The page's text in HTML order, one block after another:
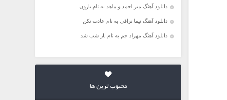
دانلود آهنگ میر احمد و ماهد به نام بارون
دانلود آهنگ نیما نراقی به نام عادت نکن
دانلود آهنگ مهراد جم به نام باز شب شد
محبوب ترین ها